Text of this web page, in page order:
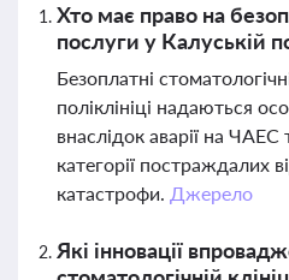
Хто має право на
послуги у Калуській
Безоплатні
поліклініці надаються
внаслідок аварії на
категорії постраждалих
катастрофи. Джерело
Які інновації